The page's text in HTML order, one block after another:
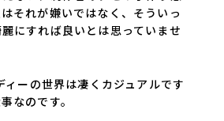
それが嫌いではなく、そういっ
にすれば良いとは思っていませ
ーの世界は凄くカジュアルです
なのです。